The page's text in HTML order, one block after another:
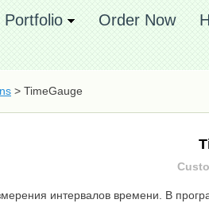
Portfolio Order Now
> TimeGauge
интервалов времени. В